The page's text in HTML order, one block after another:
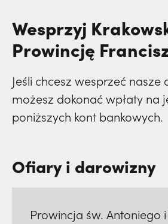
Wesprzyj
Prowincję
Jeśli chcesz wesprzeć nasze
możesz dokonać wpłaty na
poniższych kont bankowych.
Ofiary i darowizny
Prowincja św. Antoniego i